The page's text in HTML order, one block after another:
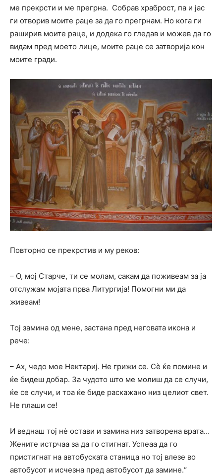
ме прекрсти и ме прегрна. Собрав храброст, па и јас
ги отворив моите раце за да го прегрнам. Но кога ги
раширив моите раце, и додека го гледав и можев да го
видам пред моето лице, моите раце се затворија кон
моите гради.
Повторно се прекрстив и му реков:
– О, мој Старче, ти се молам, сакам да поживеам за ја
отслужам мојата прва Литургија! Помогни ми да
живеам!
Тој замина од мене, застана пред неговата икона и
рече:
– Ах, чедо мое Нектариј. Не грижи се. Сè ќе помине и
ќе бидеш добар. За чудото што ме молиш да се случи,
ќе се случи, и тоа ќе биде раскажано низ целиот свет.
Не плаши се!
И веднаш тој нè остави и замина низ затворена врата…
Жените истрчаа за да го стигнат. Успеаа да го
пристигнат на автобуската станица но тој влезе во
автобусот и исчезна пред автобусoт да замине.“